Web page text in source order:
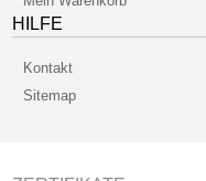
HILFE
Kontakt
Sitemap